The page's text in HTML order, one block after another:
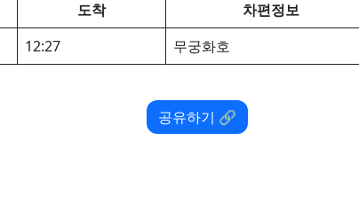
도착 차편정보
12:27 무궁화호
공유하기 🔗